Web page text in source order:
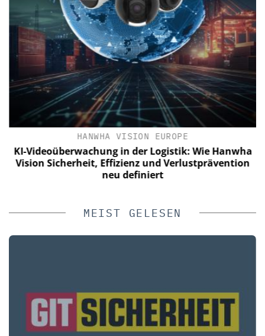
HANWHA VISION EUROPE
KI-Videoüberwachung in der Logistik: Wie Hanwha
Vision Sicherheit, Effizienz und Verlustprävention
neu definiert
MEIST GELESEN